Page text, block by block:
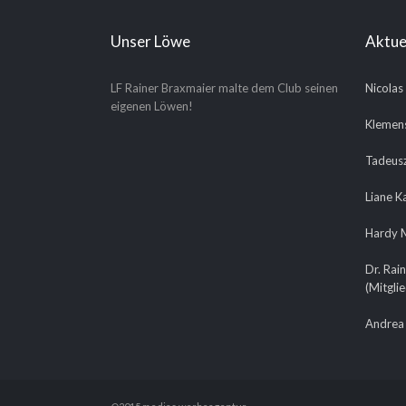
Unser Löwe
LF Rainer Braxmaier malte dem Club seinen
eigenen Löwen!
Liane
Hardy
Dr.
Andrea